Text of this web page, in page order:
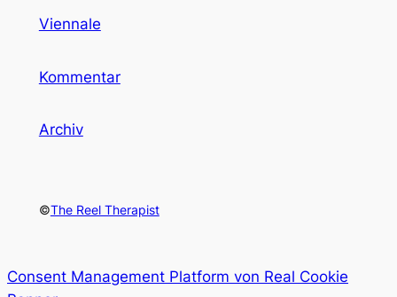
Viennale
Kommentar
Archiv
©The Reel Therapist
Consent Management Platform von Real Cookie